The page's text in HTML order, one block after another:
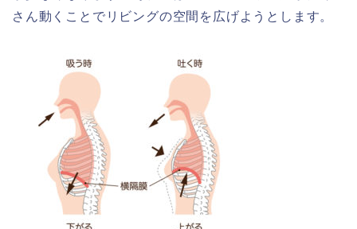
さん動くことでリビングの空間を広げようとします。